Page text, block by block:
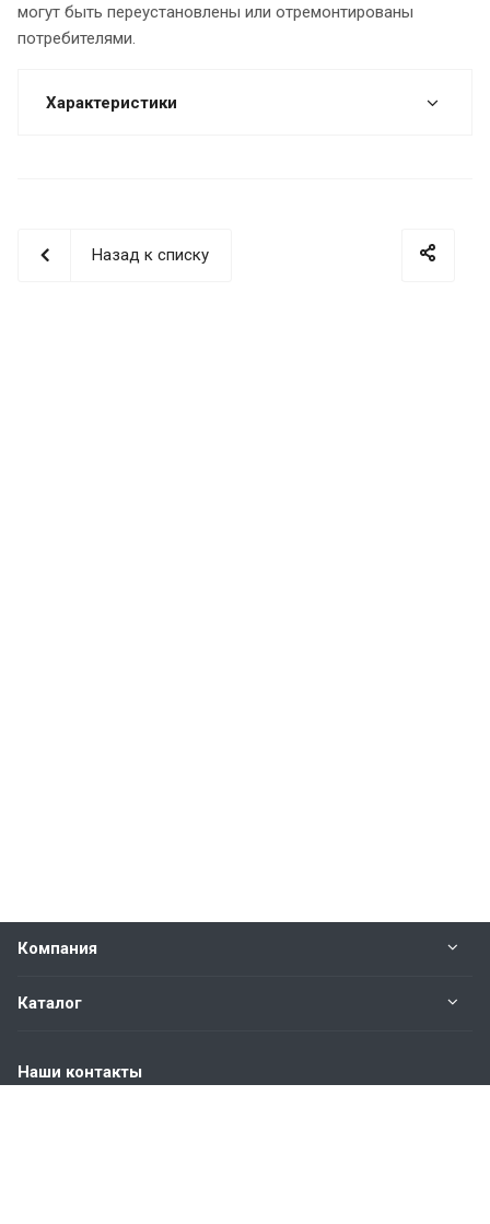
могут быть переустановлены или отремонтированы
потребителями.
Характеристики
Назад к списку
Компания
Каталог
Наши контакты